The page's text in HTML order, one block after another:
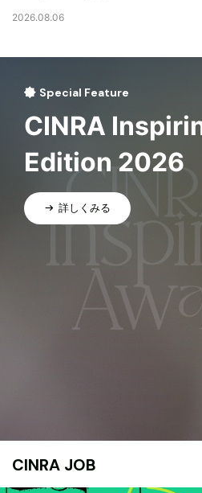
2026.08.06
Special Feature
CINRA
Edition 2026
詳しくみる
CINRA JOB